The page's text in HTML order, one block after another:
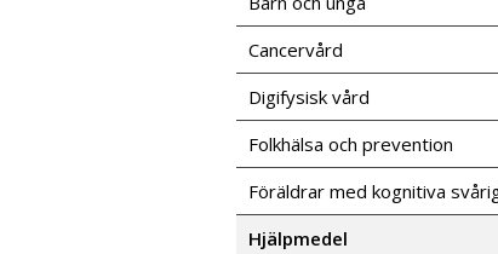
Cancervård
Digifysisk vård
Folkhälsa och prevention
Föräldrar med kognitiva
Hjälpmedel